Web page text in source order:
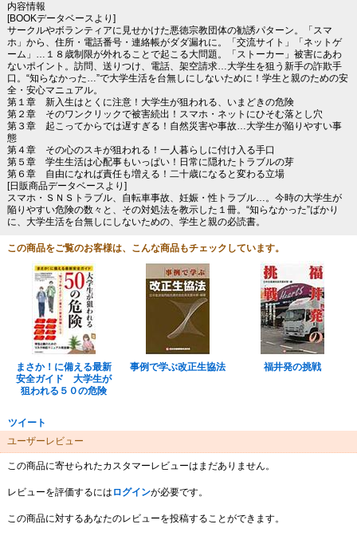
内容情報
[BOOKデータベースより]
サークルやボランティアに見せかけた悪徳宗教団体の勧誘パターン。「スマ
ホ」から、住所・電話番号・連絡帳がダダ漏れに。「交流サイト」「ネットゲ
ーム」…１８歳制限が外れることで起こる大問題。「ストーカー」被害にあわ
ないポイント。訪問、送りつけ、電話、架空請求…大学生を狙う新手の詐欺手
口。“知らなかった…”で大学生活を台無しにしないために！学生と親のための安
全・安心マニュアル。
第１章 新入生はとくに注意！大学生が狙われる、いまどきの危険
第２章 そのワンクリックで被害続出！スマホ・ネットにひそむ落とし穴
第３章 起こってからでは遅すぎる！自然災害や事故…大学生が陥りやすい事
態
第４章 その心のスキが狙われる！一人暮らしに付け入る手口
第５章 学生生活は心配事もいっぱい！日常に隠れたトラブルの芽
第６章 自由になれば責任も増える！二十歳になると変わる立場
[日販商品データベースより]
スマホ・ＳＮＳトラブル、自転車事故、妊娠・性トラブル…。今時の大学生が
陥りやすい危険の数々と、その対処法を教示した１冊。“知らなかった”ばかり
に、大学生活を台無しにしないための、学生と親の必読書。
この商品をご覧のお客様は、こんな商品もチェックしています。
まさか！に備える最新
安全ガイド 大学生が
狙われる５０の危険
事例で学ぶ改正生協法 福井発の挑戦
ツイート
ユーザーレビュー
この商品に寄せられたカスタマーレビューはまだありません。
レビューを評価するには ログインが必要です。
この商品に対するあなたのレビューを投稿することができます。